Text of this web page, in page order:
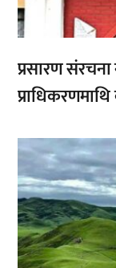
प्रसारण
,